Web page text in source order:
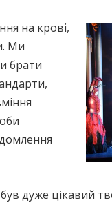
на крові,
Ми
брати
дуже цікавий